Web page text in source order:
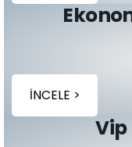
İNCELE >